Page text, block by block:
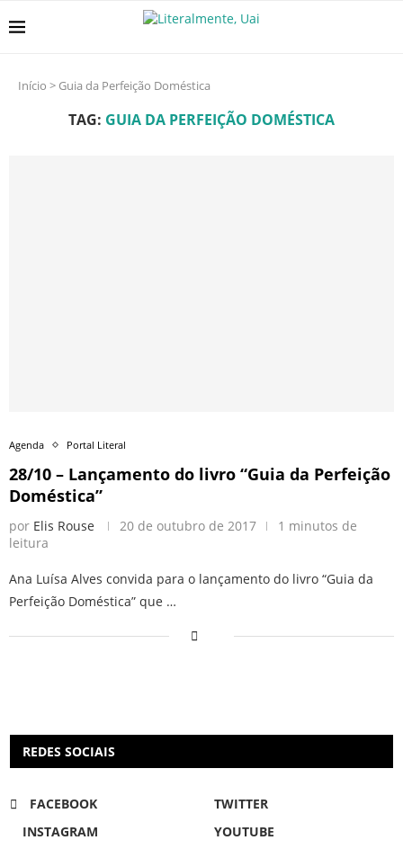
Início > Guia da Perfeição Doméstica
TAG: GUIA DA PERFEIÇÃO DOMÉSTICA
Agenda Portal Literal
28/10 – Lançamento do livro “Guia da Perfeição
Doméstica”
por Elis Rouse 20 de outubro de 2017
1 minutos de
leitura
Ana Luísa Alves convida para o lançamento do livro “Guia da
Perfeição Doméstica” que …
REDES SOCIAIS
FACEBOOK
TWITTER
INSTAGRAM
YOUTUBE